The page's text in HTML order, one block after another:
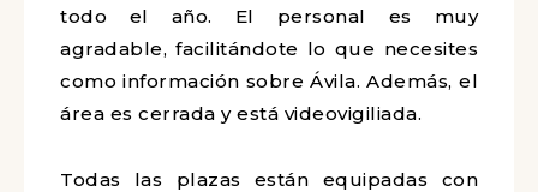
todo el año. El personal es muy
agradable, facilitándote lo que necesites
como información sobre Ávila. Además, el
área es cerrada y está videovigiliada.
Todas las plazas están equipadas con